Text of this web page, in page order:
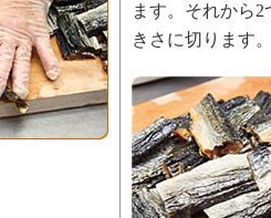
ます。それから
きさに切ります